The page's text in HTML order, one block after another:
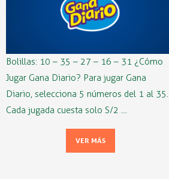
Bolillas: 10 – 35 – 27 – 16 – 31 ¿Cómo
Jugar Gana Diario? Para jugar Gana
Diario, selecciona 5 números del 1 al 35.
Cada jugada cuesta solo S/2 …
VER MÁS